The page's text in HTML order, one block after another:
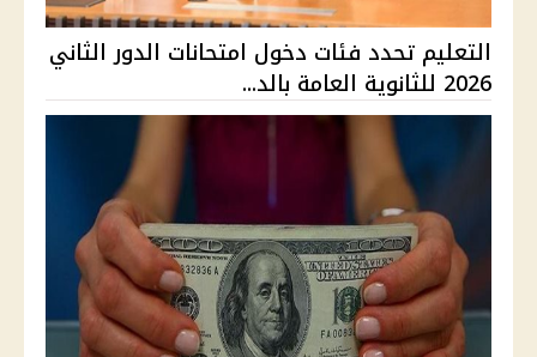
التعليم تحدد فئات دخول امتحانات الدور الثاني
2026 للثانوية العامة بالد...